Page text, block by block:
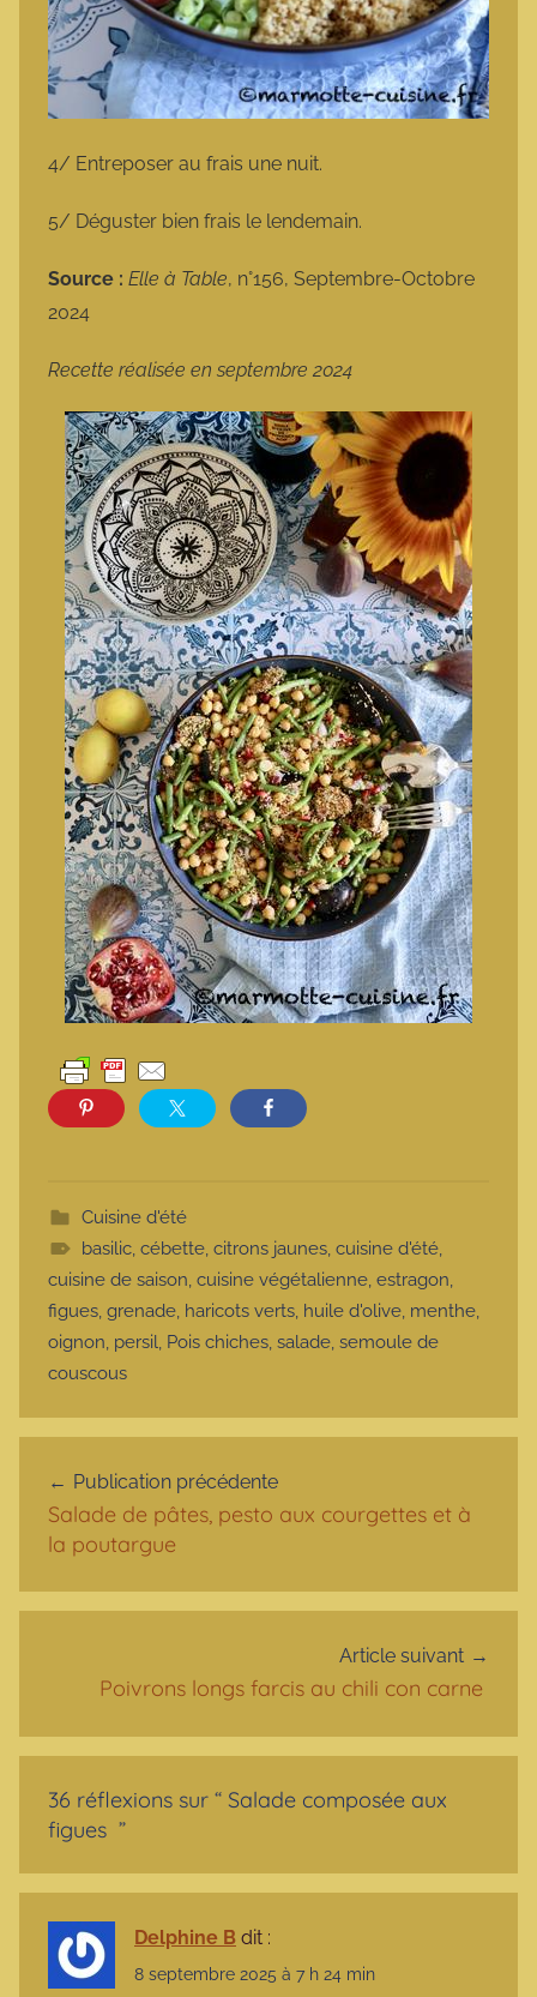
4/ Entreposer au frais une nuit.
5/ Déguster bien frais le lendemain.
Source : Elle à Table, n°156, Septembre-Octobre
2024
Recette réalisée en septembre 2024
Cuisine d'été
basilic, cébette, citrons jaunes, cuisine d'été,
cuisine de saison, cuisine végétalienne, estragon,
figues, grenade, haricots verts, huile d'olive, menthe,
oignon, persil, Pois chiches, salade, semoule de
couscous
Publication précédente
Salade de pâtes, pesto aux courgettes et à
la poutargue
Article suivant
Poivrons longs farcis au chili con carne
36 réflexions sur “ Salade composée aux
figues ”
Delphine B dit :
8 septembre 2025 à 7 h 24 min